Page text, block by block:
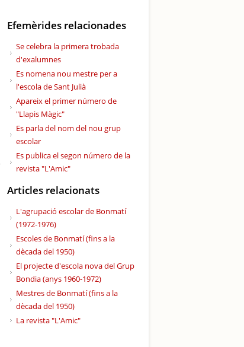
Efemèrides relacionades
Se celebra la primera trobada
d'exalumnes
Es nomena nou mestre per a
l'escola de Sant Julià
Apareix el primer número de
"Llapis Màgic"
Es parla del nom del nou grup
escolar
Es publica el segon número de la
revista "L'Amic"
Articles relacionats
L'agrupació escolar de Bonmatí
(1972-1976)
Escoles de Bonmatí (fins a la
dècada del 1950)
El projecte d'escola nova del Grup
Bondia (anys 1960-1972)
Mestres de Bonmatí (fins a la
dècada del 1950)
La revista "L'Amic"